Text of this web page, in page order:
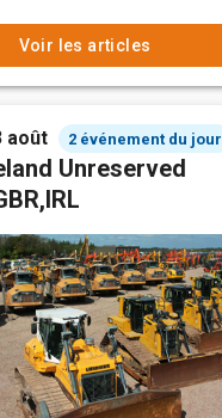
Voir les articles
août 2 événement du jour
Unreserved